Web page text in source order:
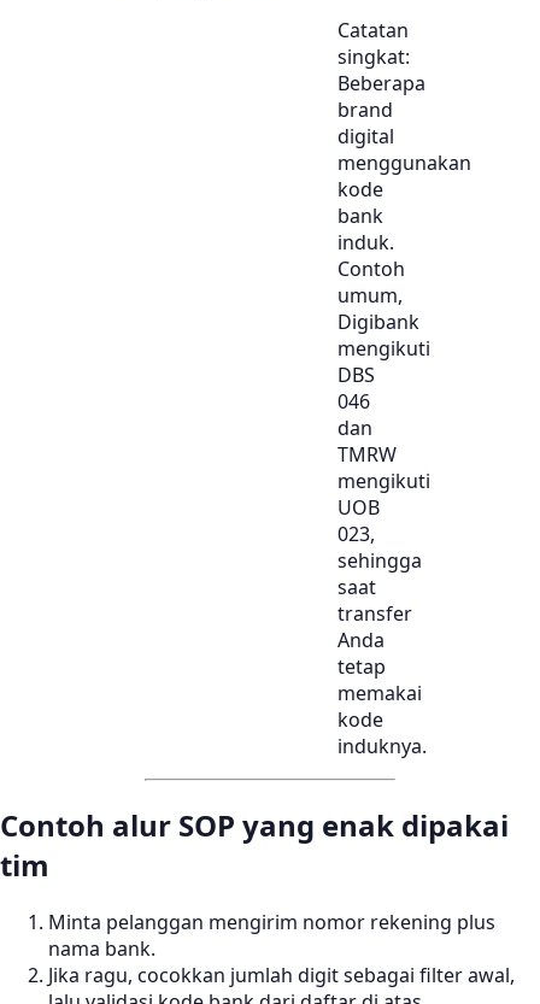
Catatan
singkat:
Beberapa
brand
digital
menggunakan
kode
bank
induk.
Contoh
umum,
Digibank
mengikuti
DBS
046
dan
TMRW
mengikuti
UOB
023,
sehingga
saat
transfer
Anda
tetap
memakai
kode
induknya.
Contoh alur SOP yang enak dipakai
tim
Minta pelanggan mengirim nomor rekening plus
nama bank.
Jika ragu, cocokkan jumlah digit sebagai filter awal,